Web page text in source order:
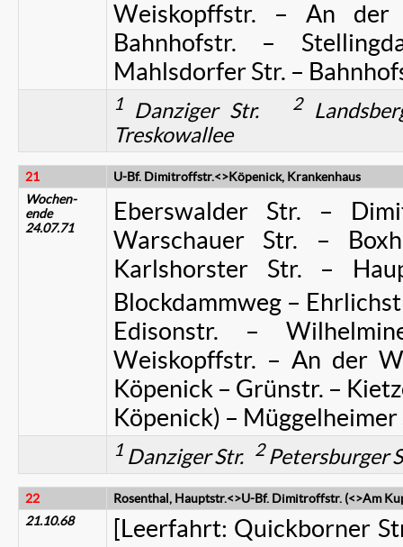
Weiskopffstr. – An der
Bahnhofstr. –
Mahlsdorfer Str. –
1 Danziger Str. 2
Treskowallee
21
U-Bf. Dimitroffstr.<>Köpenick, Krankenhaus
Wochen-
ende
24.07.71
Eberswalder Str. –
Warschauer Str. –
Karlshorster Str. –
Blockdammweg –
Edisonstr. –
Weiskopffstr. – An der
Köpenick – Grünstr. –
Köpenick) –
1 Danziger Str. 2Petersburger
22
Rosenthal, Hauptstr.<>U-Bf. Dimitroffstr. (<>Am
21.10.68
[Leerfahrt: Quickborner